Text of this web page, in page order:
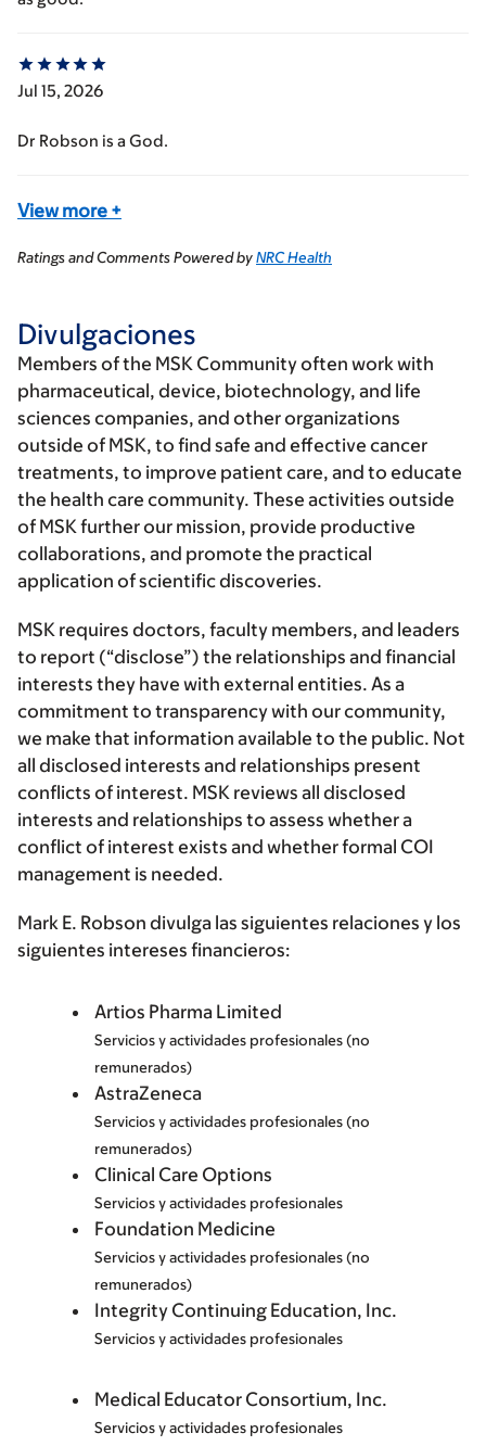
Jul 15, 2026
Dr Robson is a God.
View more +
Ratings and Comments Powered byNRC Health
Divulgaciones
Members of the MSK Community often work with
pharmaceutical, device, biotechnology, and life
sciences companies, and other organizations
outside of MSK, to find safe and effective cancer
treatments, to improve patient care, and to educate
the health care community. These activities outside
of MSK further our mission, provide productive
collaborations, and promote the practical
application of scientific discoveries.
MSK requires doctors, faculty members, and leaders
to report (“disclose”) the relationships and financial
interests they have with external entities. As a
commitment to transparency with our community,
we make that information available to the public. Not
all disclosed interests and relationships present
conflicts of interest. MSK reviews all disclosed
interests and relationships to assess whether a
conflict of interest exists and whether formal COI
management is needed.
Mark E. Robson divulga las siguientes relaciones y los
siguientes intereses financieros:
Artios Pharma Limited
Servicios y actividades profesionales (no
remunerados)
AstraZeneca
Servicios y actividades profesionales (no
remunerados)
Clinical Care Options
Servicios y actividades profesionales
Foundation Medicine
Servicios y actividades profesionales (no
remunerados)
Integrity Continuing Education, Inc.
Servicios y actividades profesionales
Medical Educator Consortium, Inc.
Servicios y actividades profesionales